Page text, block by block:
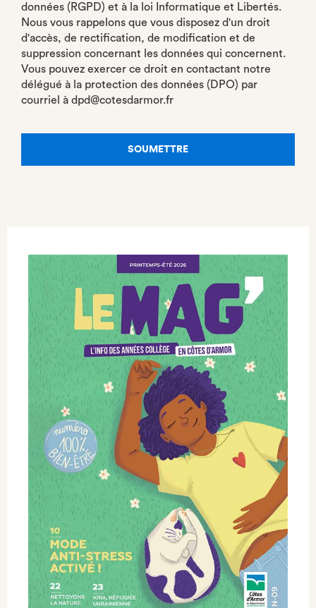
données (RGPD) et à la loi Informatique et Libertés.
Nous vous rappelons que vous disposez d'un droit
d'accès, de rectification, de modification et de
suppression concernant les données qui concernent.
Vous pouvez exercer ce droit en contactant notre
délégué à la protection des données (DPO) par
courriel à dpd@cotesdarmor.fr